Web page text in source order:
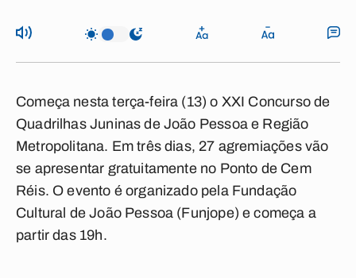
Começa nesta terça-feira (13) o XXI Concurso de
Quadrilhas Juninas de João Pessoa e Região
Metropolitana. Em três dias, 27 agremiações vão
se apresentar gratuitamente no Ponto de Cem
Réis. O evento é organizado pela Fundação
Cultural de João Pessoa (Funjope) e começa a
partir das 19h.